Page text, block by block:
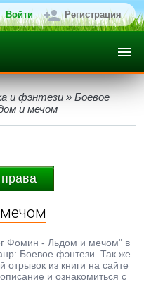
Войти Регистрация
и фэнтези » Боевое
и мечом
Фомин - Льдом и мечом" в
Боевое фэнтези. Так же
из книги на сайте
и ознакомиться с